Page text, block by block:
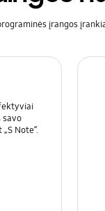
įrangos
savo
Note“.